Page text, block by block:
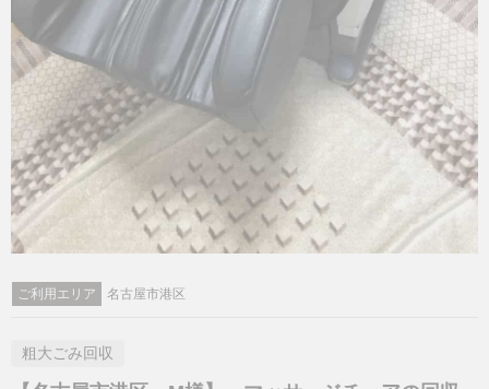
ご利用エリア 名古屋市港区
粗大ごみ回収